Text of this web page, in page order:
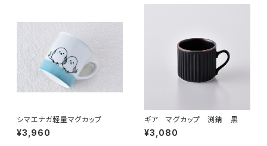
シマエナガ軽量マグカップ
¥3,960
ギア マグカップ 渕錆 黒
¥3,080